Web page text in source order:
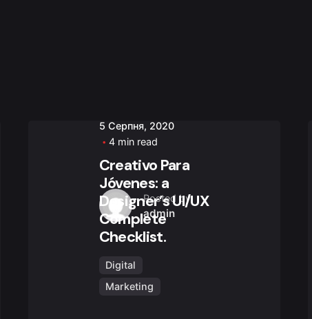
Posted by
admin
5 Серпня, 2020
4 min read
Creativo Para
Jóvenes: a
Designer’s UI/UX
Complete
Checklist.
Digital
Marketing